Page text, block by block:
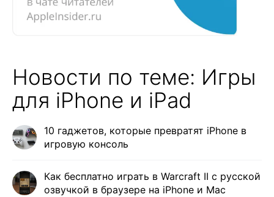
Новости по теме: Игры
для iPhone и iPad
10 гаджетов, которые превратят iPhone в
игровую консоль
Как бесплатно играть в Warcraft II с русской
озвучкой в браузере на iPhone и Mac